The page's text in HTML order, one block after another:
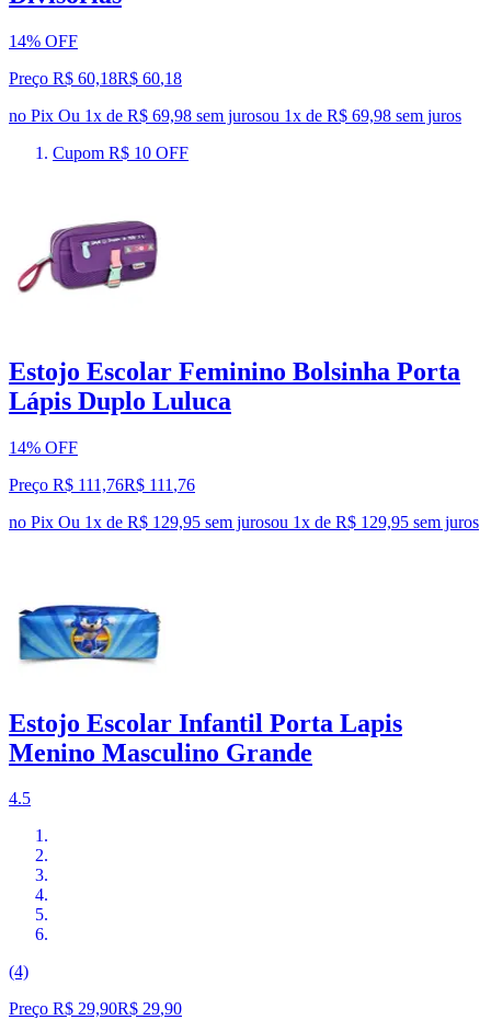
14% OFF
Preço R$ 60,18R$ 60,18
no Pix Ou 1x de R$ 69,98 sem jurosou 1x de R$ 69,98 sem juros
Cupom R$ 10 OFF
Estojo Escolar Feminino Bolsinha Porta
Lápis Duplo Luluca
14% OFF
Preço R$ 111,76R$ 111 ,76
no Pix Ou 1x de R$ 129,95 sem jurosou 1x de R$ 129,95 sem juros
Estojo Escolar Infantil Porta Lapis
Menino Masculino Grande
4.5
(4)
Preço R$ 29,90R$ 29,90